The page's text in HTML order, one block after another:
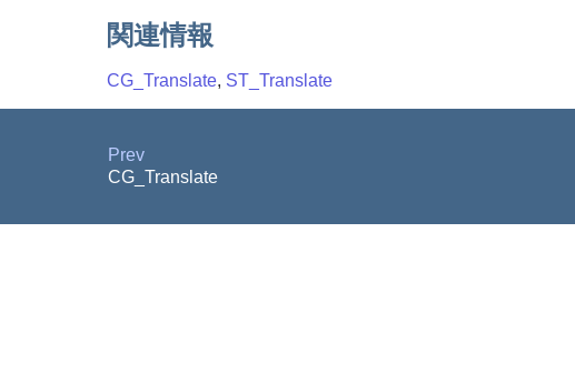
関連情報
CG_Translate, ST_Translate
Prev
CG_Translate